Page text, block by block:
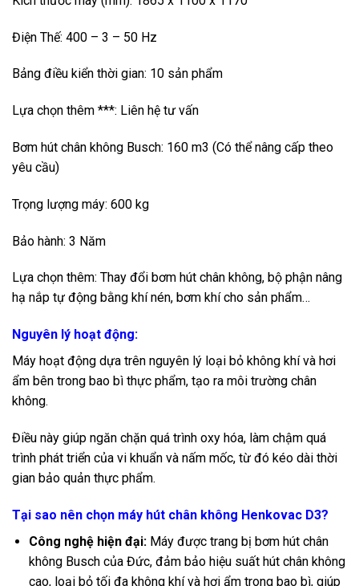
Điện Thế: 400 – 3 – 50 Hz
Bảng điều kiển thời gian: 10 sản phẩm
Lựa chọn thêm ***: Liên hệ tư vấn
Bơm hút chân không Busch: 160 m3 (Có thể nâng cấp theo
yêu cầu)
Trọng lượng máy: 600 kg
Bảo hành: 3 Năm
Lựa chọn thêm: Thay đổi bơm hút chân không, bộ phận nâng
hạ nắp tự động bằng khí nén, bơm khí cho sản phẩm…
Nguyên lý hoạt động:
Máy hoạt động dựa trên nguyên lý loại bỏ không khí và hơi
ẩm bên trong bao bì thực phẩm, tạo ra môi trường chân
không.
Điều này giúp ngăn chặn quá trình oxy hóa, làm chậm quá
trình phát triển của vi khuẩn và nấm mốc, từ đó kéo dài thời
gian bảo quản thực phẩm.
Tại sao nên chọn máy hút chân không Henkovac D3?
Công nghệ hiện đại:Máy được trang bị bơm hút chân
không Busch của Đức, đảm bảo hiệu suất hút chân không
cao, loại bỏ tối đa không khí và hơi ẩm trong bao bì, giúp